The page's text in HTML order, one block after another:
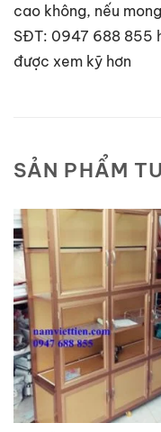
cao không, nếu
SĐT: 0947 688 855
được xem kỹ hơn
SẢN PHẨM